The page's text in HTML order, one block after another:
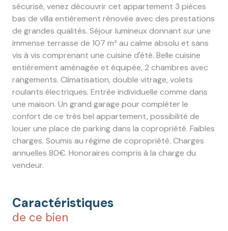
sécurisé, venez découvrir cet appartement 3 pièces
bas de villa entièrement rénovée avec des prestations
de grandes qualités. Séjour lumineux donnant sur une
immense terrasse de 107 m² au calme absolu et sans
vis à vis comprenant une cuisine d'été. Belle cuisine
entièrement aménagée et équipée, 2 chambres avec
rangements. Climatisation, double vitrage, volets
roulants électriques. Entrée individuelle comme dans
une maison. Un grand garage pour compléter le
confort de ce très bel appartement, possibilité de
louer une place de parking dans la copropriété. Faibles
charges. Soumis au régime de copropriété. Charges
annuelles 80€. Honoraires compris à la charge du
vendeur.
Caractéristiques
de ce bien